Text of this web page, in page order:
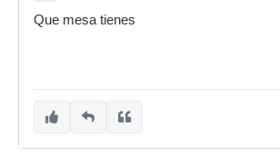
Que mesa tienes